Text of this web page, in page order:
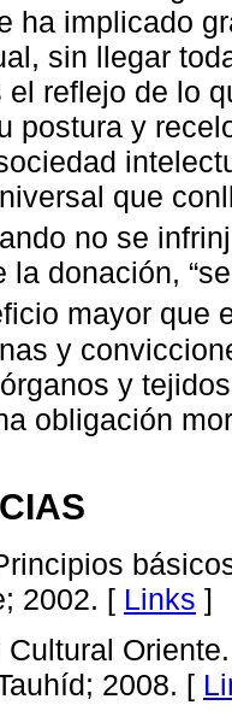
ha implicado
sin llegar
el reflejo de lo
postura y
que
no se
la donación,
mayor que
y
y
obligación
2002. [ Links ]
Cultural
2008. [